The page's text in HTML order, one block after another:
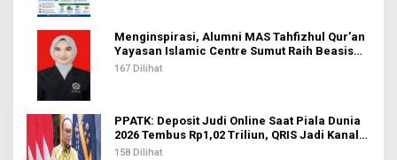
Menginspirasi, Alumni MAS Tahfizhul Qur’an
Yayasan Islamic Centre Sumut Raih Beasiswa
BIB Kemenag
167 Dilihat
PPATK: Deposit Judi Online Saat Piala Dunia
2026 Tembus Rp1,02 Triliun, QRIS Jadi Kanal
Terbanyak
158 Dilihat